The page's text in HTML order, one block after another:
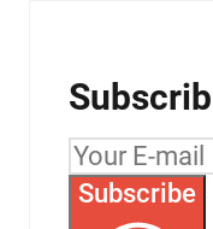
Subscribe